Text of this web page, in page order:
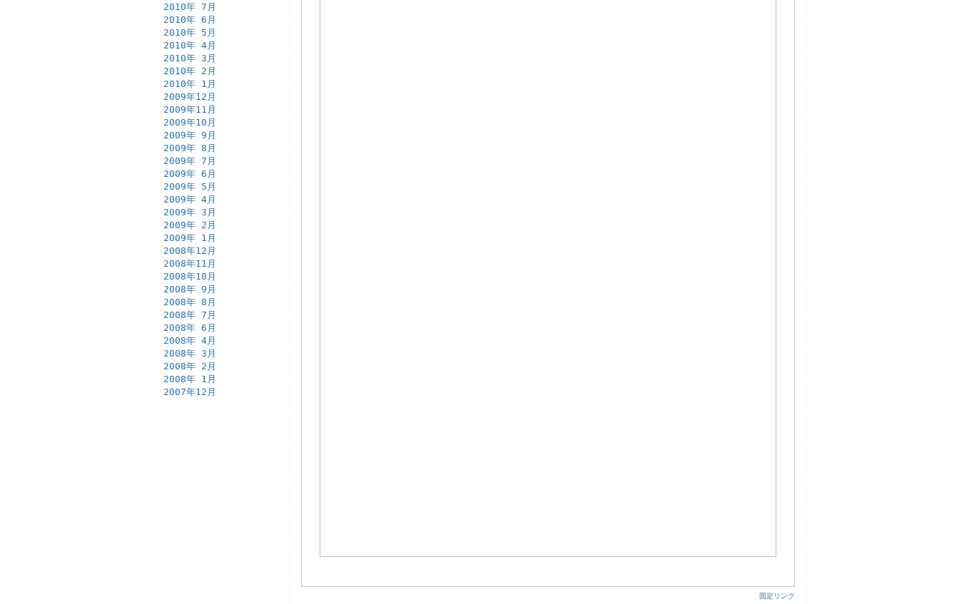
2010年 7月
2010年 6月
2010年 5月
2010年 4月
2010年 3月
2010年 2月
2010年 1月
2009年12月
2009年11月
2009年10月
2009年 9月
2009年 8月
2009年 7月
2009年 6月
2009年 5月
2009年 4月
2009年 3月
2009年 2月
2009年 1月
2008年12月
2008年11月
2008年10月
2008年 9月
2008年 8月
2008年 7月
2008年 6月
2008年 4月
2008年 3月
2008年 2月
2008年 1月
2007年12月
固定リンク